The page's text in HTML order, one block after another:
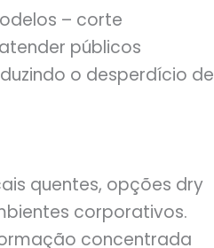
– corte
públicos
o desperdício de
quentes, opções dry
corporativos.
concentrada